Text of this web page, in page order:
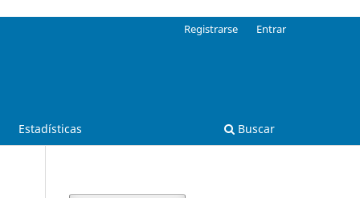
Estadísticas Buscar
Registrarse Entrar